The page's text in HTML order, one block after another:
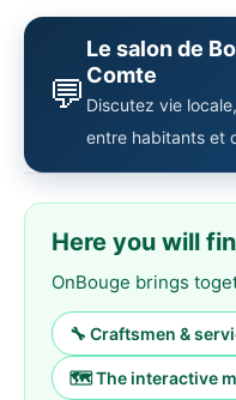
💬
Le salon de
Comte
Discutez vie
entre habitants et
Here you will
OnBouge brings
🔧 Craftsmen &
🗺️ The interactive